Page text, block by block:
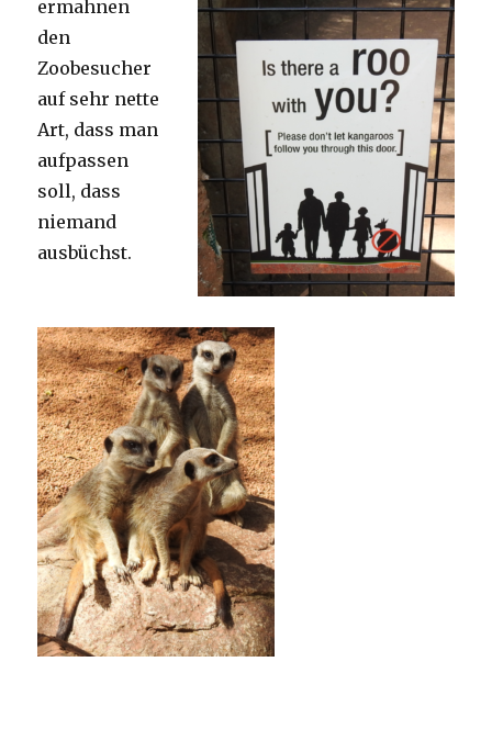
ermahnen
den
Zoobesucher
auf sehr nette
Art, dass man
aufpassen
soll, dass
niemand
ausbüchst.